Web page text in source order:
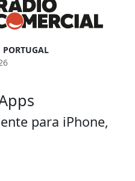
para iPhone,